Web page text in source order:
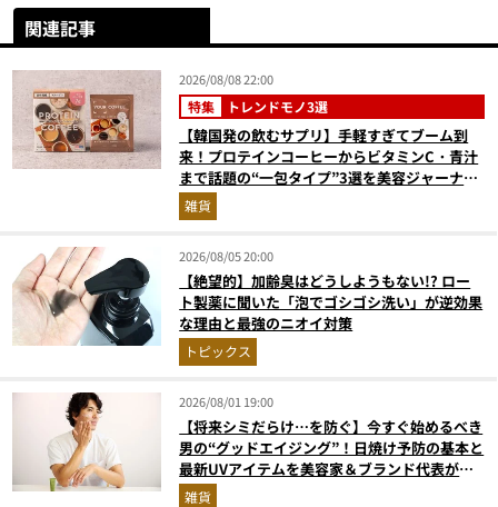
関連記事
2026/08/08 22:00
特集 トレンドモノ3選
【韓国発の飲むサプリ】手軽すぎてブーム到
来！プロテインコーヒーからビタミンC・青汁
まで話題の“一包タイプ”3選を美容ジャーナリ
ストが徹底解説
雑貨
2026/08/05 20:00
【絶望的】加齢臭はどうしようもない!? ロー
ト製薬に聞いた「泡でゴシゴシ洗い」が逆効果
な理由と最強のニオイ対策
トピックス
2026/08/01 19:00
【将来シミだらけ…を防ぐ】今すぐ始めるべき
男の“グッドエイジング”！日焼け予防の基本と
最新UVアイテムを美容家＆ブランド代表がプ
ロ目線で指南／大人の価値向上研究所
雑貨